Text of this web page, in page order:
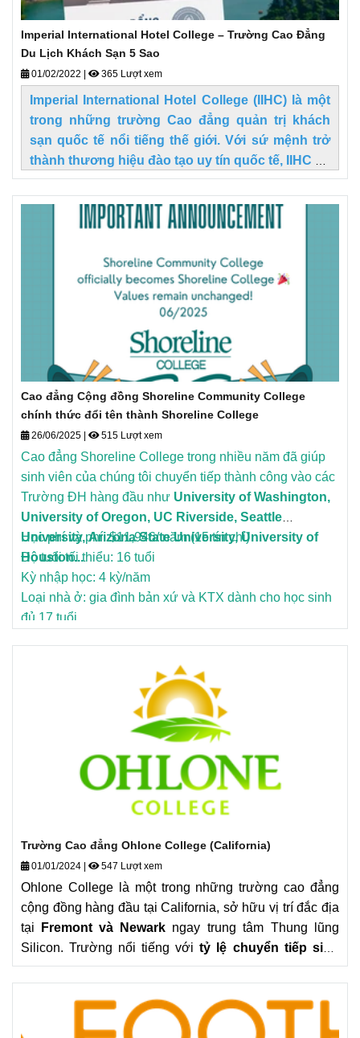
Imperial International Hotel College – Trường Cao Đẳng
Du Lịch Khách Sạn 5 Sao
01/02/2022 365 Lượt xem
Imperial International Hotel College (IIHC) là một
trong những trường Cao đẳng quản trị khách
sạn quốc tế nổi tiếng thế giới. Với sứ mệnh trở
thành thương hiệu đào tạo uy tín quốc tế, IIHC đã
xây dựng và phát triển chương trình học tập kết
hợp thực hành chuẩn quốc tế để sinh viên có thể
đạt được trải nghiệm tốt nhất khi học tập tại đây.
Cao đẳng Cộng đồng Shoreline Community College
chính thức đổi tên thành Shoreline College
26/06/2025 | 515 Lượt xem
Cao đẳng Shoreline College trong nhiều năm đã giúp
sinh viên của chúng tôi chuyển tiếp thành công vào các
Trường ĐH hàng đầu như University of Washington,
University of Oregon, UC Riverside, Seattle
University, Arizona State University, University of
Houston...
Học phí và phí: $11,946/ năm (15 tín chỉ)
Độ tuổi tối thiểu: 16 tuổi
Kỳ nhập học: 4 kỳ/năm
Loại nhà ở: gia đình bản xứ và KTX dành cho học sinh
đủ 17 tuổi
Trường Cao đẳng Ohlone College (California)
01/01/2024 547 Lượt xem
Ohlone College là một trong những trường cao đẳng
cộng đồng hàng đầu tại California, sở hữu vị trí đắc địa
tại
Fremont và Newark ngay trung tâm Thung lũng
Silicon. Trường nổi tiếng với tỷ lệ chuyển tiếp sinh
viên cực caosang các đại học danh tiếng như UC
Berkeley hay Stanford, giúp bà tiết kiệm tối đa chi phí
trong hai năm đầu đại học mà vẫn đảm bảo chất lượng
đào tạo chuẩn quốc tế. Với thế mạnh đặc biệt ở các